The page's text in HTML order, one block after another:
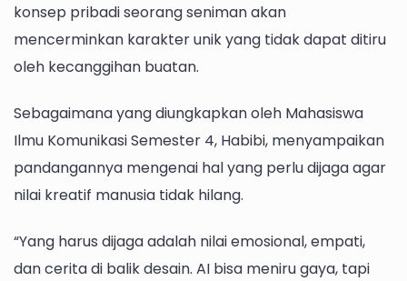
konsep pribadi seorang seniman akan
mencerminkan karakter unik yang tidak dapat ditiru
oleh kecanggihan buatan.
Sebagaimana yang diungkapkan oleh Mahasiswa
Ilmu Komunikasi Semester 4, Habibi, menyampaikan
pandangannya mengenai hal yang perlu dijaga agar
nilai kreatif manusia tidak hilang.
“Yang harus dijaga adalah nilai emosional, empati,
dan cerita di balik desain. AI bisa meniru gaya, tapi